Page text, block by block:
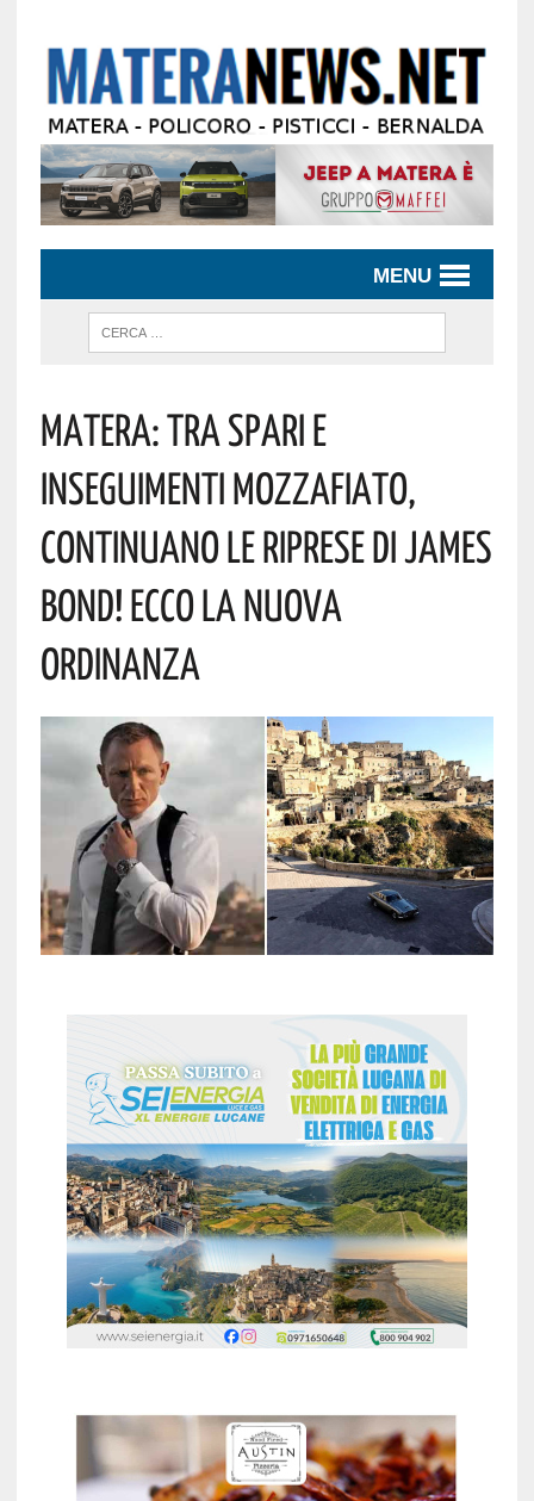
MENU
Matera: Tra Spari E
Inseguimenti Mozzafiato,
Continuano Le Riprese Di James
Bond! Ecco La Nuova
Ordinanza